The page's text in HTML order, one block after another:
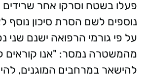
פעלו בשטח וסרקו אחר שרידים
נוספים לשם הסרת סיכון נוסף
על פי גורמי הרפואה ישנם שני
מהמשטרה נמסר: "אנו קוראים
להישאר במרחבים המוגנים,